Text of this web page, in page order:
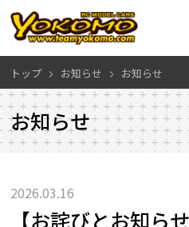
トップ お知らせ お知らせ
お知らせ
2026.03.16
【お詫びとお知ら